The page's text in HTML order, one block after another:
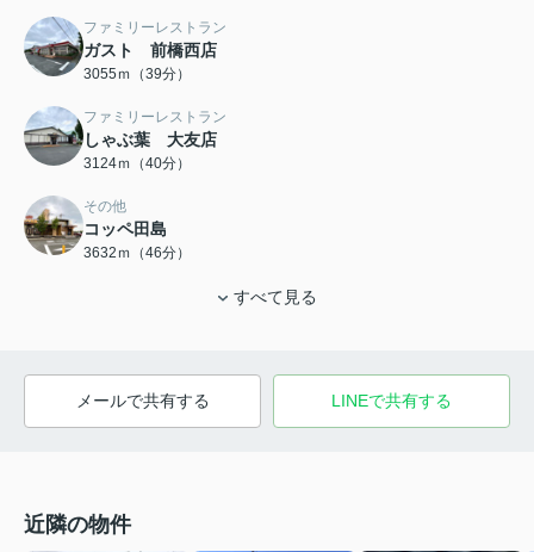
ファミリーレストラン
ガスト 前橋西店
3055ｍ（39分）
ファミリーレストラン
しゃぶ葉 大友店
3124ｍ（40分）
その他
コッペ田島
3632ｍ（46分）
すべて見る
メールで共有する LINEで共有する
近隣の物件